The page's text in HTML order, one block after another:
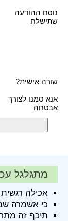
נוסח ההודעה
שתישלח
שורה אישית?
אנא סמנו לצורך
אבטחה
מתגלגל
אכילה רגשית
כי אשמרה
תיכף זה